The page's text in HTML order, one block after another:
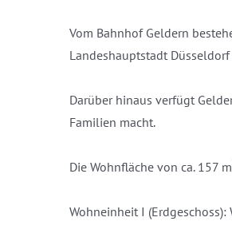
Vom Bahnhof Geldern
Landeshauptstadt
Darüber hinaus verfügt
Familien macht.
Die Wohnfläche von ca. 157
Wohneinheit I (Erdgeschoss):